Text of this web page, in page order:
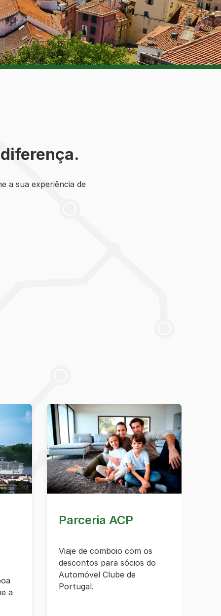
a sua experiência de
a
Parceria ACP
Viaje de comboio com os
descontos para sócios do
Automóvel Clube de
Portugal.